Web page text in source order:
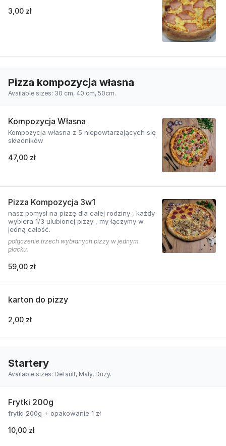
3,00 zł
Pizza kompozycja własna
Available sizes: 30 cm, 40 cm, 50cm.
Kompozycja Własna
Kompozycja własna z 5 niepowtarzających się
składników
47,00 zł
Pizza Kompozycja 3w1
nasz pomysł na pizzę dla całej rodziny , każdy
wybiera 1/3 ulubionej pizzy , my łączymy w
jedną całość.
połączenie trzech wybranych pizzy w jednym
placku.
59,00 zł
karton do pizzy
2,00 zł
Startery
Available sizes: Default, Mały, Duży.
Frytki 200g
frytki 200g + opakowanie 1 zł
10,00 zł